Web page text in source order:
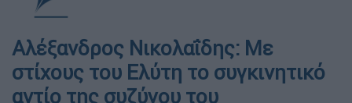
Αλέξανδρος Νικολαΐδης: Με
στίχους του Ελύτη το συγκινητικό
αντίο της συζύγου του